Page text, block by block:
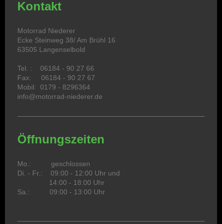
Kontakt
Motorrad Niederer
Ecke Steinweg 38/ Am Brühl 16
63505 Langenselbold
Tel. : 06184 - 90 27 66
Fax: 06184 - 90 27 67
Mobil: 0179 - 8296364
info@motorrad-niederer.de
Öffnungszeiten
Mo.: geschlossen
Di. - Fr.: 09:00 - 12:00 Uhr und
14:00 - 18:00 Uhr
Sa.: 09:00 - 13:00 Uhr